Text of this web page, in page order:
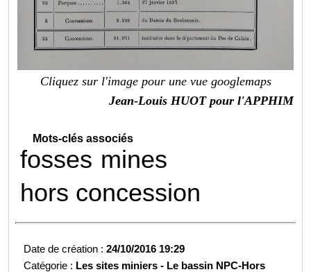
Cliquez sur l'image pour une vue googlemaps
Jean-Louis HUOT pour l'APPHIM
Mots-clés associés
fosses mines
hors concession
Date de création :24/10/2016 19:29
Catégorie : Les sites miniers - Le bassin NPC-Hors